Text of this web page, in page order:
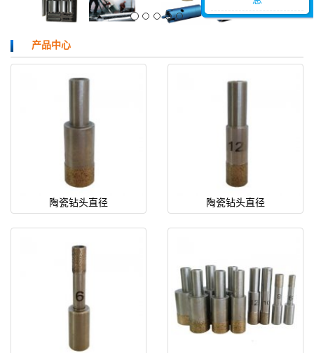
产品中心
陶瓷钻头直径 陶瓷钻头直径